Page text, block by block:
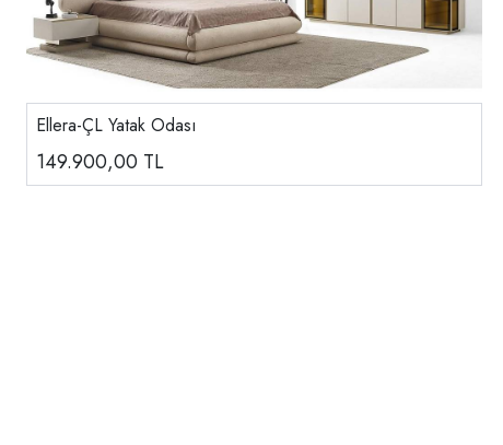
Ellera-ÇL Yatak Odası
149.900,00 TL